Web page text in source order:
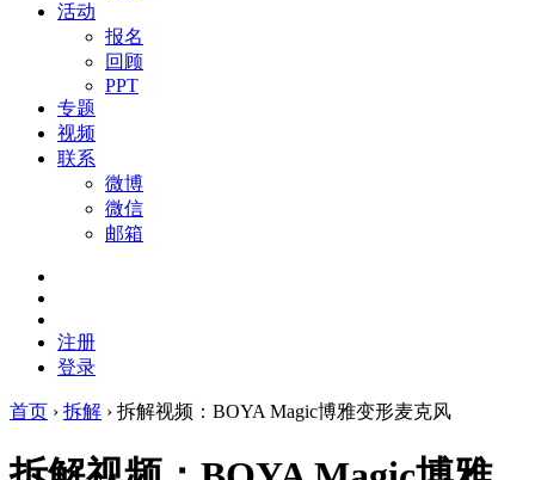
活动
报名
回顾
PPT
专题
视频
联系
微博
微信
邮箱
注册
登录
首页 › 拆解 › 拆解视频：BOYA Magic博雅变形麦克风